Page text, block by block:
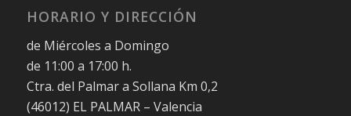
HORARIO Y DIRECCIÓN
de Miércoles a Domingo
de 11:00 a 17:00 h.
Ctra. del Palmar a Sollana Km 0,2
(46012) EL PALMAR – Valencia